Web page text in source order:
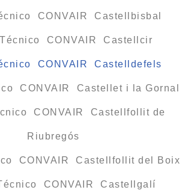
CONVAIR Castellbisbal
CONVAIR Castellcir
CONVAIR Castelldefels
CONVAIR Castellet i la Gornal
CONVAIR Castellfollit de
Riubregós
CONVAIR Castellfollit del Boix
CONVAIR Castellgalí